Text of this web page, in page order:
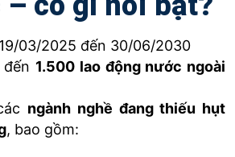
03/2025 đến 30/06/2030
đến 1.500 lao động nước ngoài
ngành nghề đang thiếu hụt
, bao gồm: